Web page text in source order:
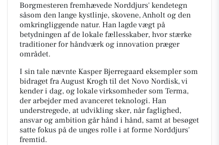
Borgmesteren fremhævede Norddjurs' kendetegn
såsom den lange kystlinje, skovene, Anholt og den
omkringliggende natur. Han lagde vægt på
betydningen af de lokale fællesskaber, hvor stærke
traditioner for håndværk og innovation præger
området.
I sin tale nævnte Kasper Bjerregaard eksempler som
bidraget fra August Krogh til det Novo Nordisk, vi
kender i dag, og lokale virksomheder som Terma,
der arbejder med avanceret teknologi. Han
understregede, at udvikling sker, når faglighed,
ansvar og ambition går hånd i hånd, samt at besøget
satte fokus på de unges rolle i at forme Norddjurs'
fremtid.